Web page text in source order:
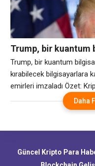
Trump, bir kuantum
şifrelemeyi
koruma sağlama
Trump, bir kuantum
kırabilecek bilgisayarlara
emirleri imzaladı Özet:
yaşanıyor. ABD
Bitcoin BTC blok zincirini
bundan korumak istiyor.
Daha
Güncel Kripto Para